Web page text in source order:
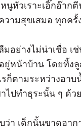
นูหัวเราะเอิ๊กอ๊า
วามสุขเสมอ ทุกค
อย่างไม่น่าเชื่อ เ
ยู่หน้าบ้าน โดยทิ้ง
รก็ตามระหว่างอา
ไปทำธุระนั้น ๆ ด้
ว่า เด็กนั้นขาดอาก